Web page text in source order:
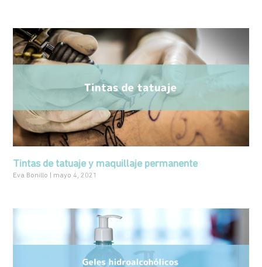
Tintas de tatuaje y maquillaje permanente
Eva Bonillo mayo 4, 2021